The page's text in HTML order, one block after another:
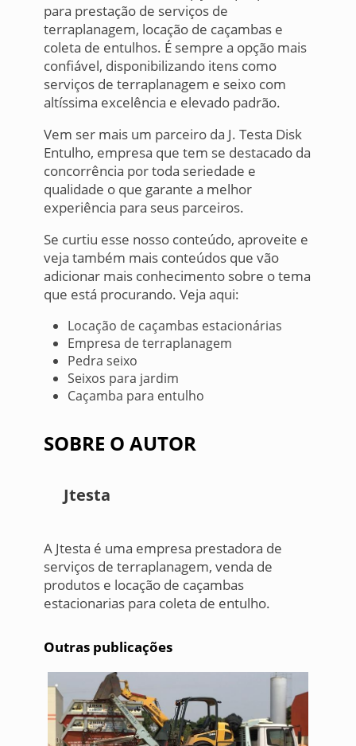
para prestação de serviços de
terraplanagem, locação de caçambas e
coleta de entulhos. É sempre a opção mais
confiável, disponibilizando itens como
serviços de terraplanagem e seixo com
altíssima excelência e elevado padrão.
Vem ser mais um parceiro da J. Testa Disk
Entulho, empresa que tem se destacado da
concorrência por toda seriedade e
qualidade o que garante a melhor
experiência para seus parceiros.
Se curtiu esse nosso conteúdo, aproveite e
veja também mais conteúdos que vão
adicionar mais conhecimento sobre o tema
que está procurando. Veja aqui:
Locação de caçambas estacionárias
Empresa de terraplanagem
Pedra seixo
Seixos para jardim
Caçamba para entulho
SOBRE O AUTOR
Jtesta
A Jtesta é uma empresa prestadora de
serviços de terraplanagem, venda de
produtos e locação de caçambas
estacionarias para coleta de entulho.
Outras publicações